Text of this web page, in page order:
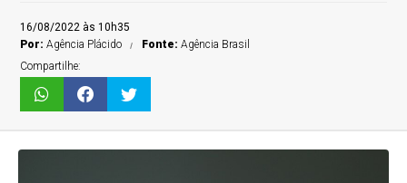
16/08/2022 às 10h35
Por: Agência Plácido Fonte: Agência Brasil
Compartilhe: